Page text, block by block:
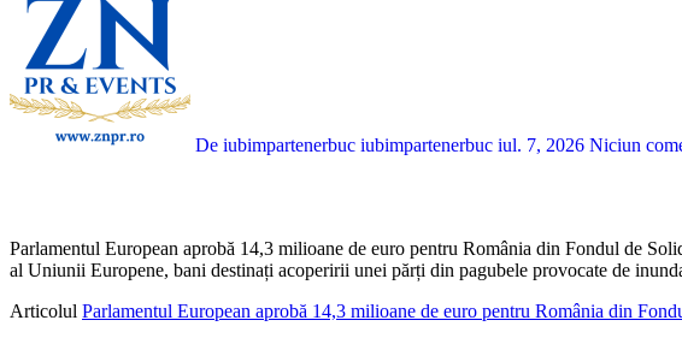
De iubimpartenerbuc iubimpartenerbuc iul. 7, 2026 Niciun
Parlamentul European aprobă 14,3 milioane de euro pentru România din Fondul de
al Uniunii Europene, bani destinați acoperirii unei părți din pagubele provocate de
Articolul Parlamentul European aprobă 14,3 milioane de euro pentru România din